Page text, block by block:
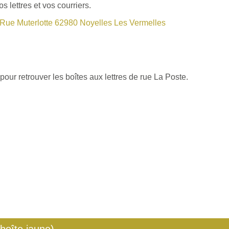
lettres et vos courriers.
Rue Muterlotte 62980 Noyelles Les Vermelles
retrouver les boîtes aux lettres de rue La Poste.